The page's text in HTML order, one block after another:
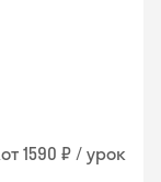
от 1590 ₽ / урок